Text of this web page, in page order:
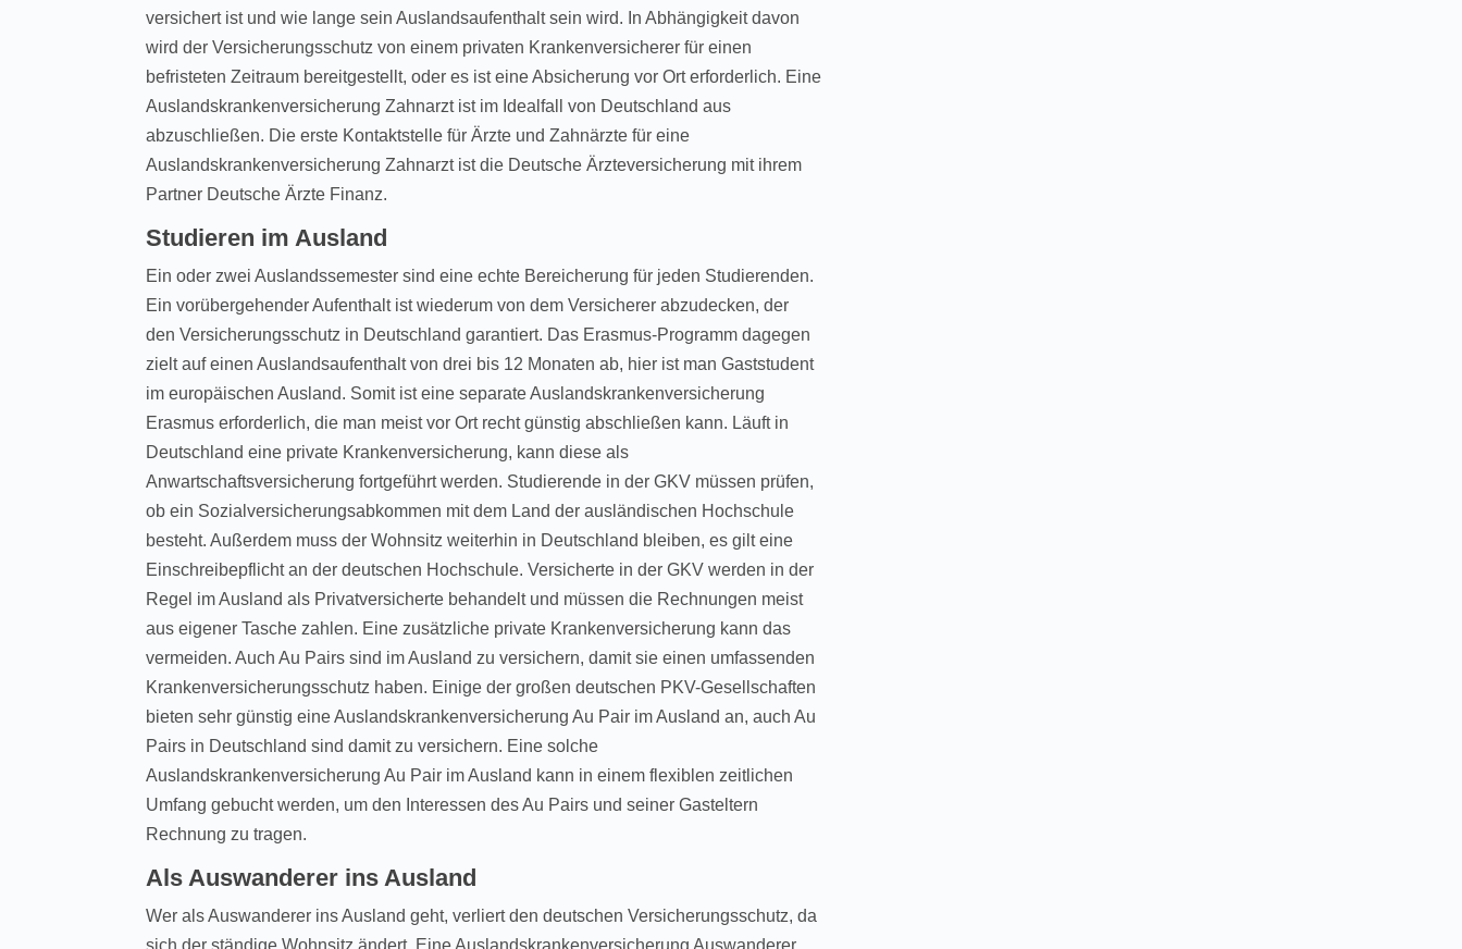
versichert ist und wie lange sein Auslandsaufenthalt sein wird. In Abhängigkeit davon
wird der Versicherungsschutz von einem privaten Krankenversicherer für einen
befristeten Zeitraum bereitgestellt, oder es ist eine Absicherung vor Ort erforderlich. Eine
Auslandskrankenversicherung Zahnarzt ist im Idealfall von Deutschland aus
abzuschließen. Die erste Kontaktstelle für Ärzte und Zahnärzte für eine
Auslandskrankenversicherung Zahnarzt ist die Deutsche Ärzteversicherung mit ihrem
Partner Deutsche Ärzte Finanz.
Studieren im Ausland
Ein oder zwei Auslandssemester sind eine echte Bereicherung für jeden Studierenden.
Ein vorübergehender Aufenthalt ist wiederum von dem Versicherer abzudecken, der
den Versicherungsschutz in Deutschland garantiert. Das Erasmus-Programm dagegen
zielt auf einen Auslandsaufenthalt von drei bis 12 Monaten ab, hier ist man Gaststudent
im europäischen Ausland. Somit ist eine separate Auslandskrankenversicherung
Erasmus erforderlich, die man meist vor Ort recht günstig abschließen kann. Läuft in
Deutschland eine private Krankenversicherung, kann diese als
Anwartschaftsversicherung fortgeführt werden. Studierende in der GKV müssen prüfen,
ob ein Sozialversicherungsabkommen mit dem Land der ausländischen Hochschule
besteht. Außerdem muss der Wohnsitz weiterhin in Deutschland bleiben, es gilt eine
Einschreibepflicht an der deutschen Hochschule. Versicherte in der GKV werden in der
Regel im Ausland als Privatversicherte behandelt und müssen die Rechnungen meist
aus eigener Tasche zahlen. Eine zusätzliche private Krankenversicherung kann das
vermeiden. Auch Au Pairs sind im Ausland zu versichern, damit sie einen umfassenden
Krankenversicherungsschutz haben. Einige der großen deutschen PKV-Gesellschaften
bieten sehr günstig eine Auslandskrankenversicherung Au Pair im Ausland an, auch Au
Pairs in Deutschland sind damit zu versichern. Eine solche
Auslandskrankenversicherung Au Pair im Ausland kann in einem flexiblen zeitlichen
Umfang gebucht werden, um den Interessen des Au Pairs und seiner Gasteltern
Rechnung zu tragen.
Als Auswanderer ins Ausland
Wer als Auswanderer ins Ausland geht, verliert den deutschen Versicherungsschutz, da